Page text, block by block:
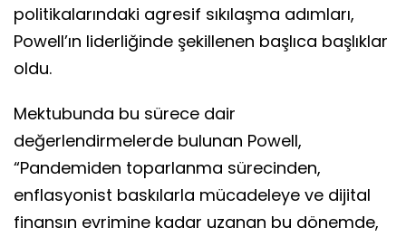
politikalarındaki agresif sıkılaşma adımları,
Powell’ın liderliğinde şekillenen başlıca başlıklar
oldu.
Mektubunda bu sürece dair
değerlendirmelerde bulunan Powell,
“Pandemiden toparlanma sürecinden,
enflasyonist baskılarla mücadeleye ve dijital
finansın evrimine kadar uzanan bu dönemde,